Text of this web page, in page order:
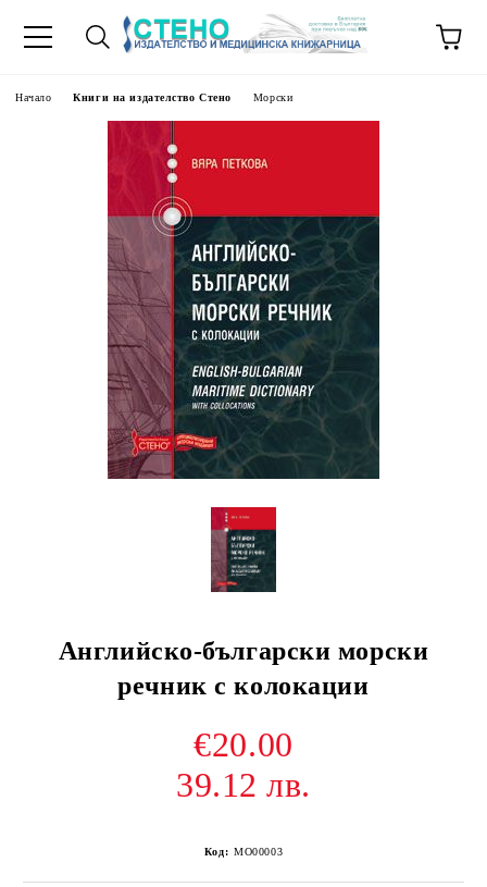
Начало Книги на издателство Стено Морски
Английско-български морски
речник с колокации
€20.00
39.12 лв.
Код: MO00003